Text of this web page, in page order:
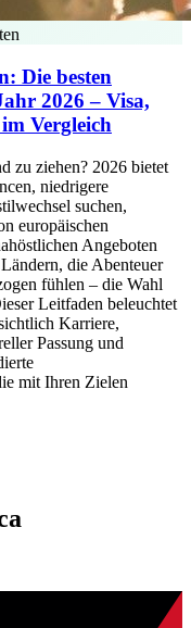
Die besten
2026 – Visa,
Vergleich
zu ziehen? 2026 bietet
niedrigere
suchen,
europäischen
Angeboten
die Abenteuer
fühlen – die Wahl
Leitfaden beleuchtet
Karriere,
Passung und
mit Ihren Zielen